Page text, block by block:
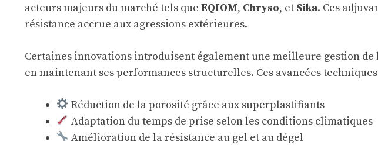
acteurs majeurs du marché tels que EQIOM, Chryso, et Sika. Ces
résistance accrue aux agressions extérieures.
Certaines innovations introduisent également une meilleure gestion
en maintenant ses performances structurelles. Ces avancées
Réduction de la porosité grâce aux superplastifiants
Adaptation du temps de prise selon les conditions climatiques
Amélioration de la résistance au gel et au dégel